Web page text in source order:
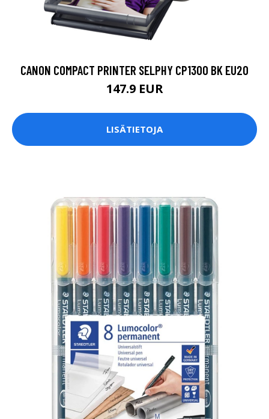
CANON COMPACT PRINTER SELPHY CP1300 BK EU20
147.9 EUR
LISÄTIETOJA